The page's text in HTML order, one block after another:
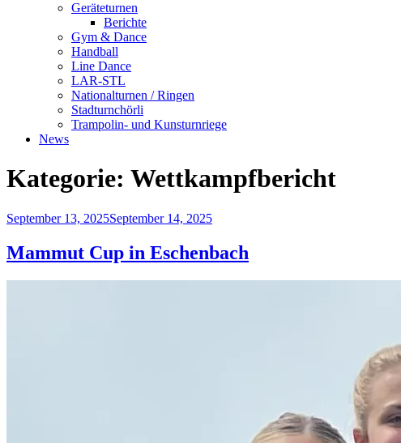
Geräteturnen
Berichte
Gym & Dance
Handball
Line Dance
LAR-STL
Nationalturnen / Ringen
Stadturnchörli
Trampolin- und Kunsturnriege
News
Kategorie: Wettkampfbericht
Veröffentlicht
September 13, 2025September 14, 2025
Mammut Cup in Eschenbach